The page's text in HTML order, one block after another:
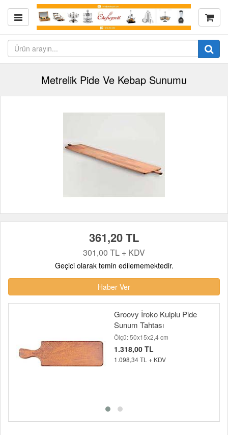
Metrelik Pide Ve Kebap Sunumu
361,20 TL
301,00 TL + KDV
Geçici olarak temin edilememektedir.
Haber Ver
Groovy İroko Kulplu Pide
Sunum Tahtası
Ölçü: 50x15x2,4 cm
1.318,00 TL
1.098,34 TL + KDV